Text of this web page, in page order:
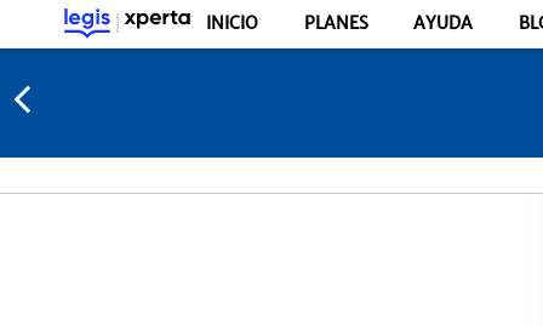
INICIO PLANES AYUDA